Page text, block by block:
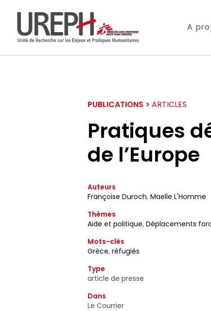
A
PUBLICATIONS >ARTICLES
Pratiques
de l’Europe
Auteurs
Françoise Duroch,Maelle L'Homme
Thèmes
Aide et politique,Déplacements
Mots-clés
Grèce,réfugiés
Type
article de presse
Dans
Le Courrier
Votre
d'information